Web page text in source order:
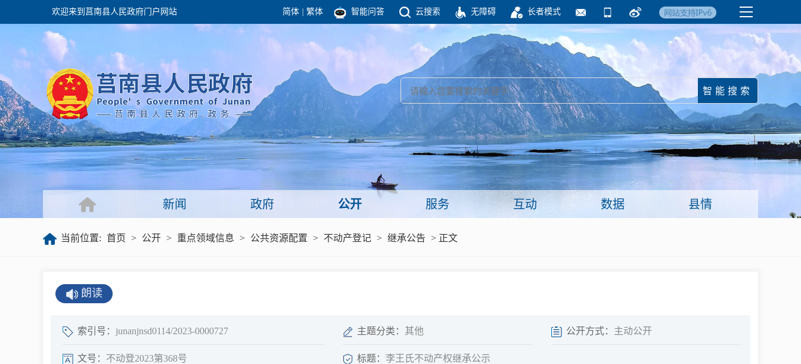
欢迎来到莒南县人民政府门户网站 简体 繁体 智能问答 云搜索 无障碍 长者模式
团结高效 理性法治 公开公平 友善和谐
领导之窗 政府机构
政府会议 政府公报
政府目录 政府数据
政府工作报告
新闻
政务要闻 国务院要闻
部门信息 镇街信息
视频新闻 临沂日报·莒南新
闻
公共企事业单位信
息
依申请公开
新闻 政府 公开 服务 互动 数据 县情
当前位置: 首页 > 公开 > 重点领域信息 > 公共资源配置 > 不动产登记 > 继承公告 > 正文
朗读
索引号： junanjnsd0114/2023-0000727 主题分类： 其他 公开方式： 主动公开
文号： 不动登2023第368号 标题： 李王氏不动产权继承公示